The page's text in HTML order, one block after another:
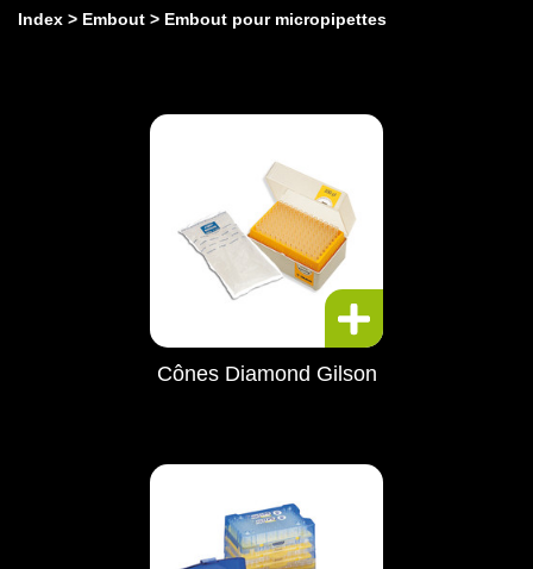
Index Embout Embout pour micropipettes
Cônes Diamond Gilson